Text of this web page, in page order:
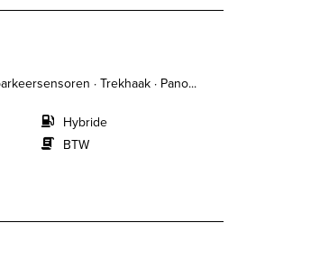
· Trekhaak · Pano...
Hybride
BTW